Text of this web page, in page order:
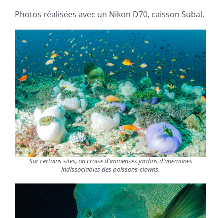
Photos réalisées avec un Nikon D70, caisson Subal.
Sur certains sites, on croise d’immenses jardins d’anémones
indissociables des poissons-clowns.